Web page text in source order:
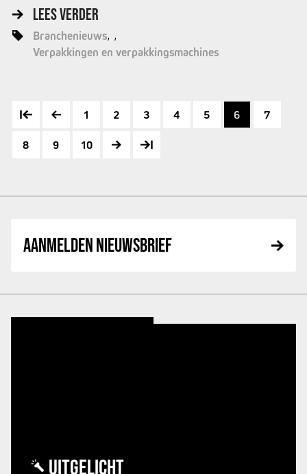
LEES VERDER
Branchenieuws
Verpakkingen en verpakkingsmachines
1 2 3 4 5 6 7
8 9 10
AANMELDEN NIEUWSBRIEF
UITGELICHT